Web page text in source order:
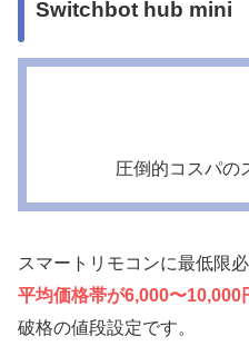
Switchbot hub mini
圧倒的コスパの
スマートリモコンに最低限
平均価格帯が6,000〜10,000
破格の値段設定です。